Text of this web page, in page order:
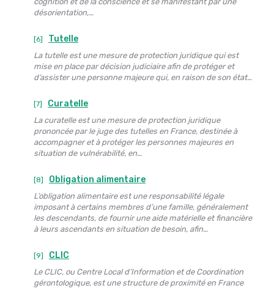
désorientation,…
[6] Tutelle
La tutelle est une mesure de protection juridique qui est
mise en place par décision judiciaire afin de protéger et
d’assister une personne majeure qui, en raison de son état…
[7] Curatelle
La curatelle est une mesure de protection juridique
prononcée par le juge des tutelles en France, destinée à
accompagner et à protéger les personnes majeures en
situation de vulnérabilité, en…
[8] Obligation alimentaire
L’obligation alimentaire est une responsabilité légale
imposant à certains membres d’une famille, généralement
les descendants, de fournir une aide matérielle et financière
à leurs ascendants en situation de besoin, afin…
[9] CLIC
Le CLIC, ou Centre Local d’Information et de Coordination
gérontologique, est une structure de proximité en France